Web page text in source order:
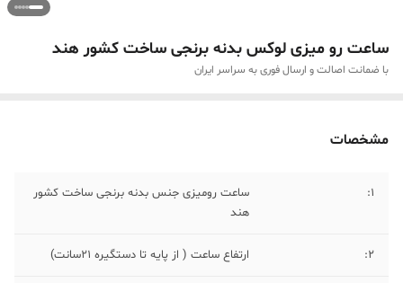
ساعت رو میزی لوکس بدنه برنجی ساخت کشور هند
با ضمانت اصالت و ارسال فوری به سراسر ایران
مشخصات
۱:
ساعت رومیزی جنس بدنه برنجی ساخت کشور
هند
۲: ارتفاع ساعت ( از پایه تا دستگیره ۲۱سانت)